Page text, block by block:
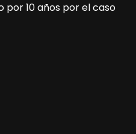
por 10 años por el caso